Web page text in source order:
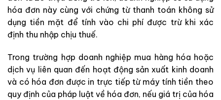
hóa đơn này cùng với chứng từ thanh toán không sử
dụng tiền mặt để tính vào chi phí được trừ khi xác
định thu nhập chịu thuế.
Trong trường hợp doanh nghiệp mua hàng hóa hoặc
dịch vụ liên quan đến hoạt động sản xuất kinh doanh
và có hóa đơn được in trực tiếp từ máy tính tiền theo
quy định của pháp luật về hóa đơn, nếu giá trị của hóa